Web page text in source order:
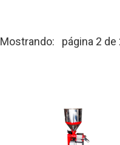
Mostrando: página 2 de